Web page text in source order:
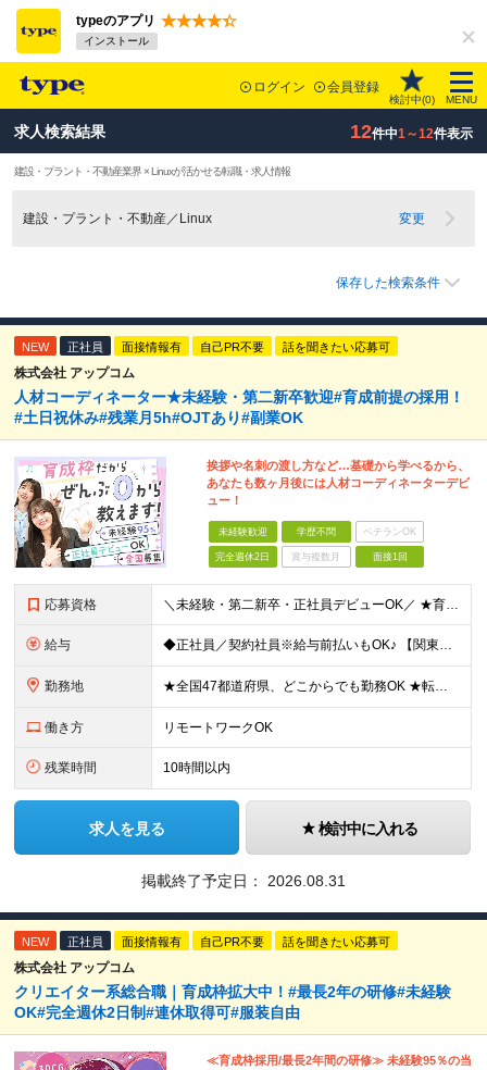
typeのアプリ
インストール
ログイン 会員登録
検討中(0) MENU
求人検索結果 12件中1～12件表示
建設・プラント・不動産業界 × Linuxが活かせる転職・求人情報
建設・プラント・不動産／Linux 変更
保存した検索条件
NEW 正社員 面接情報有 自己PR不要 話を聞きたい応募可
株式会社 アップコム
人材コーディネーター★未経験・第二新卒歓迎#育成前提の採用！
#土日祝休み#残業月5h#OJTあり#副業OK
挨拶や名刺の渡し方など…基礎から学べるから、
あなたも数ヶ月後には人材コーディネーターデビ
ュー！
未経験歓迎 学歴不問 ベテランOK
完全週休2日 賞与複数月 面接1回
応募資格 ＼未経験・第二新卒・正社員デビューOK／ ★育成前提の採用を実施中！ ■経歴・ブランク不問 ■学歴不問 ≪≪特別なスキルや経験は必要なし！≫≫ 当社では人柄重視の採用を実施しています。 働く先輩社員
給与 ◆正社員／契約社員※給与前払いもOK♪ 【関東（一都三県）】 月給25万円～ ※固定残業代（月20時間分／月3万2383円）を含む。超過分は別途支給。 ※試用期間中の給与は月給23万円～ 【関東（北
勤務地 ★全国47都道府県、どこからでも勤務OK ★転勤なし！腰を据えて活躍◎ ★マイカー通勤OK（拠点による） ★業務に慣れたら、ゆくゆくはリモート併用やフルリモートも可能 全国のお客様先にて勤務していた
働き方 リモートワークOK
残業時間 10時間以内
求人を見る 検討中に入れる
掲載終了予定日： 2026.08.31
NEW 正社員 面接情報有 自己PR不要 話を聞きたい応募可
株式会社 アップコム
クリエイター系総合職｜育成枠拡大中！#最長2年の研修#未経験
OK#完全週休2日制#連休取得可#服装自由
≪育成枠採用/最長2年間の研修≫ 未経験95％の当